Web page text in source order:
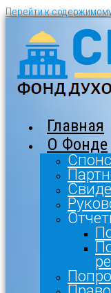
Перейти к
Главная
О Фонде